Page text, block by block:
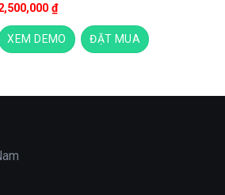
₫
XEM DEMO ĐẶT MUA